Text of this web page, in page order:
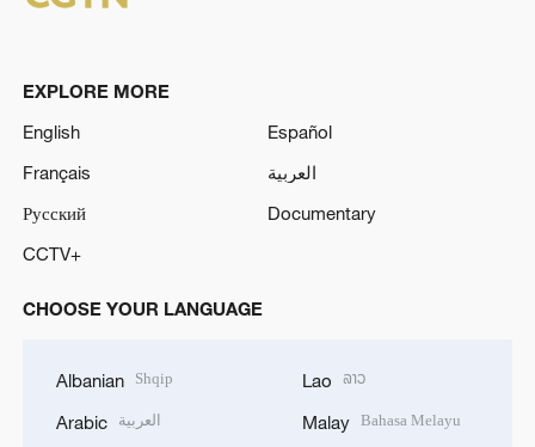
EXPLORE MORE
English
Español
Français
العربية
Русский
Documentary
CCTV+
CHOOSE YOUR LANGUAGE
Albanian Shqip
Arabic العربية
Lao ລາວ
Malay Bahasa Melayu